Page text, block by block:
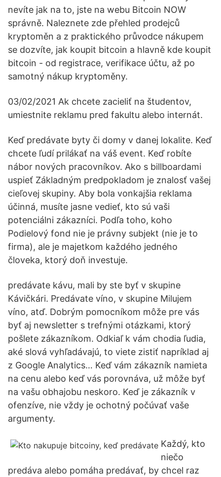
nevíte jak na to, jste na webu Bitcoin NOW
správně. Naleznete zde přehled prodejců
kryptoměn a z praktického průvodce nákupem
se dozvíte, jak koupit bitcoin a hlavně kde koupit
bitcoin - od registrace, verifikace účtu, až po
samotný nákup kryptoměny.
03/02/2021 Ak chcete zacieliť na študentov,
umiestnite reklamu pred fakultu alebo internát.
Keď predávate byty či domy v danej lokalite. Keď
chcete ľudí prilákať na váš event. Keď robíte
nábor nových pracovníkov. Ako s billboardami
uspieť Základným predpokladom je znalosť vašej
cieľovej skupiny. Aby bola vonkajšia reklama
účinná, musíte jasne vedieť, kto sú vaši
potenciálni zákazníci. Podľa toho, koho
Podielový fond nie je právny subjekt (nie je to
firma), ale je majetkom každého jedného
človeka, ktorý doň investuje.
predávate kávu, mali by ste byť v skupine
Kávičkári. Predávate víno, v skupine Milujem
víno, atď. Dobrým pomocníkom môže pre vás
byť aj newsletter s trefnými otázkami, ktorý
pošlete zákazníkom. Odkiaľ k vám chodia ľudia,
aké slová vyhľadávajú, to viete zistiť napríklad aj
z Google Analytics… Keď vám zákazník namieta
na cenu alebo keď vás porovnáva, už môže byť
na vašu obhajobu neskoro. Keď je zákazník v
ofenzíve, nie vždy je ochotný počúvať vaše
argumenty.
Každý, kto
niečo
predáva alebo pomáha predávať, by chcel raz